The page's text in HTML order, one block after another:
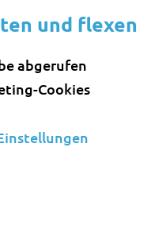
und flexen
abgerufen
Cookies